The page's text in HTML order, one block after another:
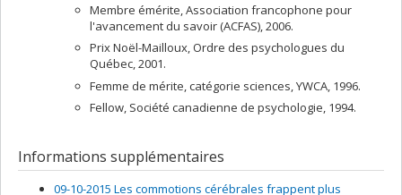
Membre émérite, Association francophone pour
l'avancement du savoir (ACFAS), 2006.
Prix Noël-Mailloux, Ordre des psychologues du
Québec, 2001.
Femme de mérite, catégorie sciences, YWCA, 1996.
Fellow, Société canadienne de psychologie, 1994.
Informations supplémentaires
09-10-2015 Les commotions cérébrales frappent plus